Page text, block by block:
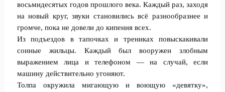
восьмидесятых годов прошлого века. Каждый раз, заходя
на новый круг, звуки становились всё разнообразнее и
громче, пока не довели до кипения всех.
Из подъездов в тапочках и трениках повыскакивали
сонные жильцы. Каждый был вооружен злобным
выражением лица и телефоном — на случай, если
машину действительно угоняют.
Толпа окружила мигающую и воющую «девятку»,